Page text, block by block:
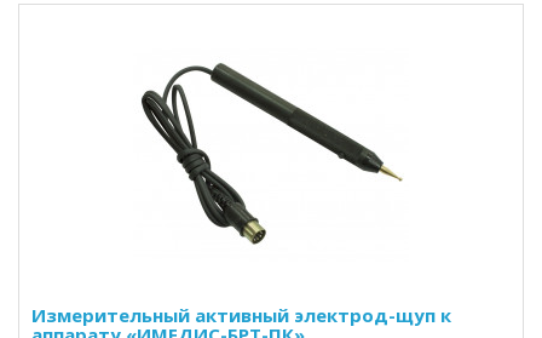
Измерительный активный электрод-щуп к